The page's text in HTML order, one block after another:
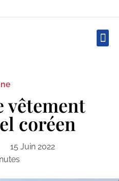
vêtement
coréen
15 Juin 2022